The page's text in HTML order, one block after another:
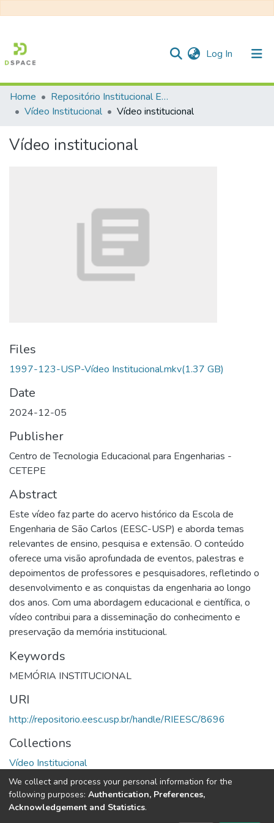
Log In (current)
Communities & Collections
Statistics
Home
Repositório Institucional EESC
Vídeo Institucional
Vídeo institucional
Vídeo institucional
Files
1997-123-USP-Vídeo Institucional.mkv(1.37 GB)
Date
2024-12-05
Publisher
Centro de Tecnologia Educacional para Engenharias -
CETEPE
Abstract
Este vídeo faz parte do acervo histórico da Escola de
Engenharia de São Carlos (EESC-USP) e aborda temas
relevantes de ensino, pesquisa e extensão. O conteúdo
oferece uma visão aprofundada de eventos, palestras e
depoimentos de professores e pesquisadores, refletindo o
desenvolvimento e as conquistas da engenharia ao longo
dos anos. Com uma abordagem educacional e científica, o
vídeo contribui para a disseminação do conhecimento e
preservação da memória institucional.
Keywords
MEMÓRIA INSTITUCIONAL
URI
http://repositorio.eesc.usp.br/handle/RIEESC/8696
Collections
Vídeo Institucional
Full item page
We collect and process your personal information for the
following purposes: Authentication, Preferences,
Acknowledgement and Statistics.